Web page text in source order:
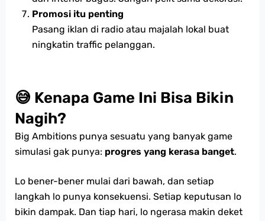
Promosi itu penting
Pasang iklan di radio atau majalah lokal buat
ningkatin traffic pelanggan.
😅 Kenapa Game Ini Bisa Bikin
Nagih?
Big Ambitions punya sesuatu yang banyak game
simulasi gak punya: progres yang kerasa banget.
Lo bener-bener mulai dari bawah, dan setiap
langkah lo punya konsekuensi. Setiap keputusan lo
bikin dampak. Dan tiap hari, lo ngerasa makin deket